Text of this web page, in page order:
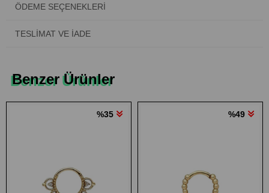
ÖDEME SEÇENEKLERI
TESLIMAT VE İADE
Benzer Ürünler
%35 %49